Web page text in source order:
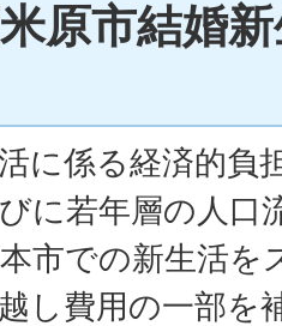
原市結婚
に係る経済的負
に若年層の人口
市での新生活を
し費用の一部を